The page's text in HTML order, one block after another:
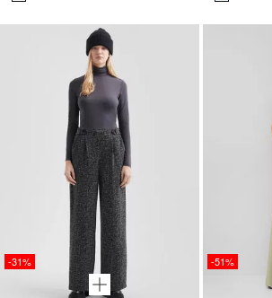
-31% -51%